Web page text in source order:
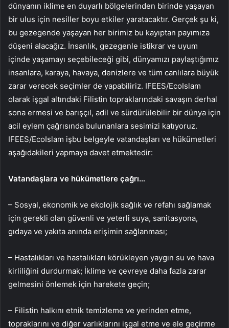
dünyanın iklime en duyarlı bölgelerinden birinde yaşayan
bir ulus için nesiller boyu etkiler yaratacaktır. Gerçek şu ki,
bu gezegende yaşayan her birimiz bu kayıptan payımıza
düşeni alacağız. İnsanlık, gezegenle istikrar ve uyum
içinde yaşamayı seçebileceği gibi, dünyamızı paylaştığımız
insanlara, karaya, havaya, denizlere ve tüm canlılara büyük
zarar verecek seçimler de yapabiliriz. IFEES/EcoIslam
olarak işgal altındaki Filistin topraklarındaki savaşın derhal
sona ermesi ve barışçıl, adil ve sürdürülebilir bir dünya için
acil eylem çağrısında bulunanlara sesimizi katıyoruz.
IFEES/EcoIslam işbu belgeyle vatandaşları ve hükümetleri
aşağıdakileri yapmaya davet etmektedir:
Vatandaşlara ve hükümetlere çağrı…
– Sosyal, ekonomik ve ekolojik sağlık ve refahı sağlamak
için gerekli olan güvenli ve yeterli suya, sanitasyona,
gıdaya ve yakıta anında erişimin sağlanması;
– Hastalıkları ve hastalıkları körükleyen yaygın su ve hava
kirliliğini durdurmak; İklime ve çevreye daha fazla zarar
gelmesini önlemek için harekete geçin;
– Filistin halkını etnik temizleme ve yerinden etme,
topraklarını ve diğer varlıklarını işgal etme ve ele geçirme